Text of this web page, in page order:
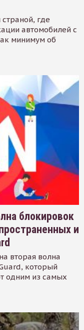
где
автомобилей с
минимум об
блокировок
и
вторая волна
который
одним из самых